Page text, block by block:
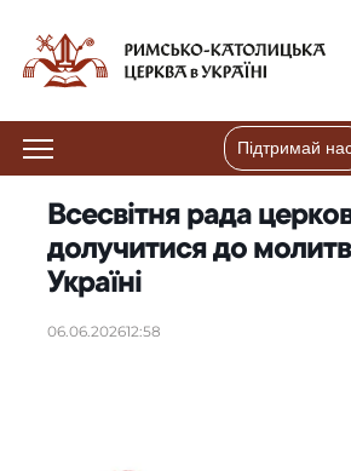
Підтримай
Всесвітня рада
долучитися до
Україні
06.06.202612:58